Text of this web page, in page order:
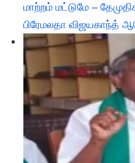
மாற்றம் மட்டுமே –
பிரேமலதா விஜயகாந்த்